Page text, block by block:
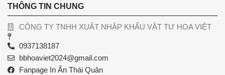
THÔNG TIN CHUNG
CÔNG TY TNHH XUẤT NHẬP KHẨU VẬT TƯ HOA VIỆT
0937138187
bbhoaviet2024@gmail.com
Fanpage In Ấn Thái Quân